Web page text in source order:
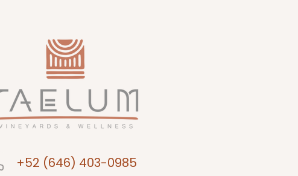
+52 (646) 403-0985